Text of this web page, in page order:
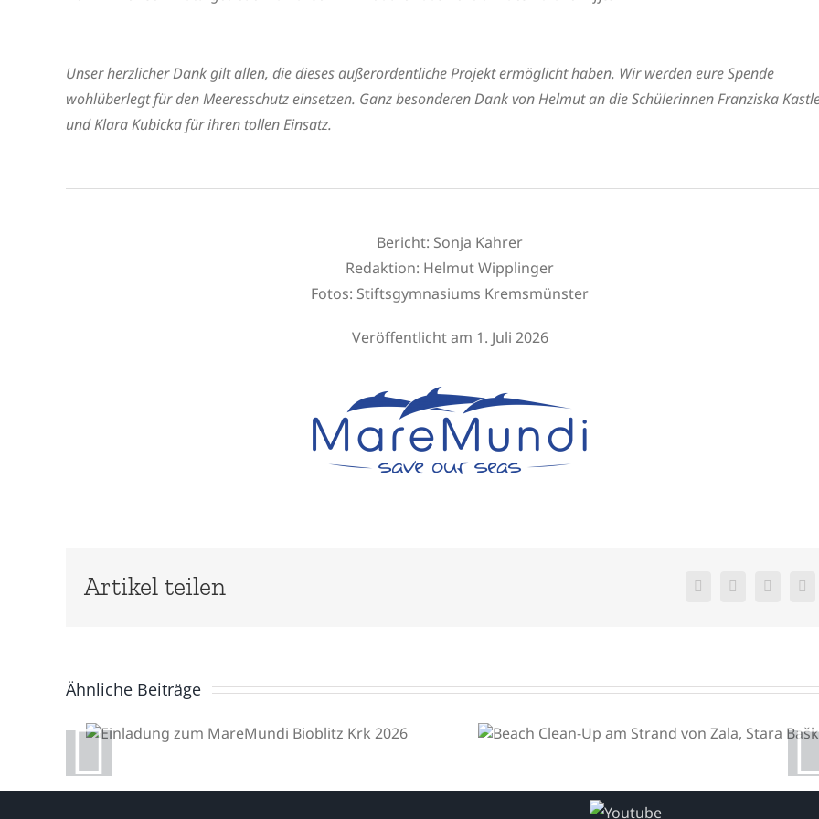
Unser herzlicher Dank gilt allen, die dieses außerordentliche Projekt ermöglicht haben. Wir werden eure Spende
wohlüberlegt für den Meeresschutz einsetzen. Ganz besonderen Dank von Helmut an die Schülerinnen Franziska
und Klara Kubicka für ihren tollen Einsatz.
Bericht: Sonja Kahrer
Redaktion: Helmut Wipplinger
Fotos: Stiftsgymnasiums Kremsmünster
Veröffentlicht am 1. Juli 2026
Artikel teilen Facebook
X
E-
Ähnliche BeiträgeEinladung zum
MareMundi Bioblitz Krk